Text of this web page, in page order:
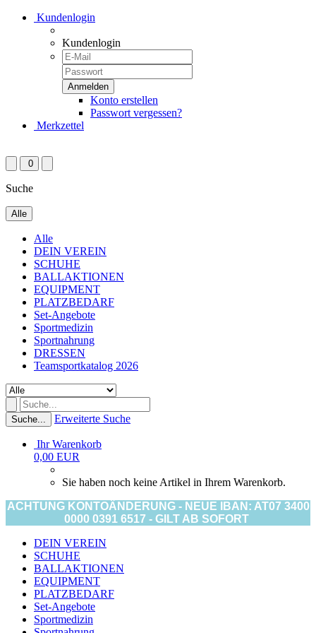
Kundenlogin
Kundenlogin
Konto erstellen
Passwort vergessen?
Merkzettel
0
Suche
Alle
Alle
DEIN VEREIN
SCHUHE
BALLAKTIONEN
EQUIPMENT
PLATZBEDARF
Set-Angebote
Sportmedizin
Sportnahrung
DRESSEN
Teamsportkatalog 2026
Suche... Erweiterte Suche
Ihr Warenkorb
0,00 EUR
Sie haben noch keine Artikel in Ihrem Warenkorb.
ACHTUNG KONTOÄNDERUNG - NEUE IBAN: AT07 3400
0000 0391 6517 - GILT AB SOFORT
DEIN VEREIN
SCHUHE
BALLAKTIONEN
EQUIPMENT
PLATZBEDARF
Set-Angebote
Sportmedizin